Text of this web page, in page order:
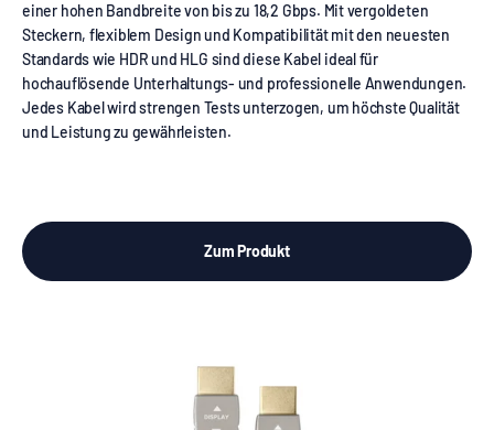
einer hohen Bandbreite von bis zu 18,2 Gbps. Mit vergoldeten
Steckern, flexiblem Design und Kompatibilität mit den neuesten
Standards wie HDR und HLG sind diese Kabel ideal für
hochauflösende Unterhaltungs- und professionelle Anwendungen.
Jedes Kabel wird strengen Tests unterzogen, um höchste Qualität
und Leistung zu gewährleisten.
Zum Produkt